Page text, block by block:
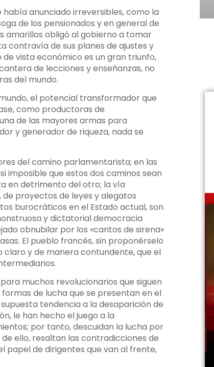
anunciado irreversibles, como la
de los pensionados y en general de
amarillos obligó al gobierno a tomar
contravía de sus planes de ajustes y
vista económico es un gran triunfo,
de lecciones y enseñanzas, no
del mundo.
el potencial transformador que
como productoras de
de las mayores armas para
y generador de riqueza, nada se
del camino parlamentarista; en las
imposible que estos dos caminos sean
en detrimento del otro; la vía
de proyectos de leyes y alegatos
burocráticos en el Estado actual, son
y dictatorial democracia
obnubilar por los «cantos de sirena»
El pueblo francés, sin proponérselo
y de manera contundente, que el
muchos revolucionarios que siguen
de lucha que se presentan en el
tendencia a la desaparición de
le han hecho el juego a la
por tanto, descuidan la lucha por
ello, resaltan las contradicciones de
papel de dirigentes que van al frente,